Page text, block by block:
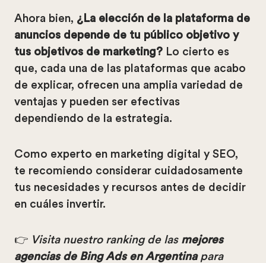
Ahora bien, ¿La elección de la plataforma de
anuncios depende de tu público objetivo y
tus objetivos de marketing? Lo cierto es
que, cada una de las plataformas que acabo
de explicar, ofrecen una amplia variedad de
ventajas y pueden ser efectivas
dependiendo de la estrategia.
Como experto en marketing digital y SEO,
te recomiendo considerar cuidadosamente
tus necesidades y recursos antes de decidir
en cuáles invertir.
👉 Visita nuestro ranking de las mejores
agencias de Bing Ads en Argentinapara